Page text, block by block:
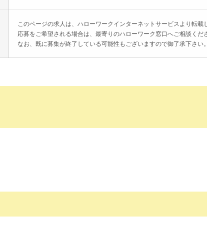
このページの求人は、ハローワークインターネットサービスより転載
応募をご希望される場合は、最寄りのハローワーク窓口へご相談くだ
なお、既に募集が終了している可能性もございますので御了承下さい。